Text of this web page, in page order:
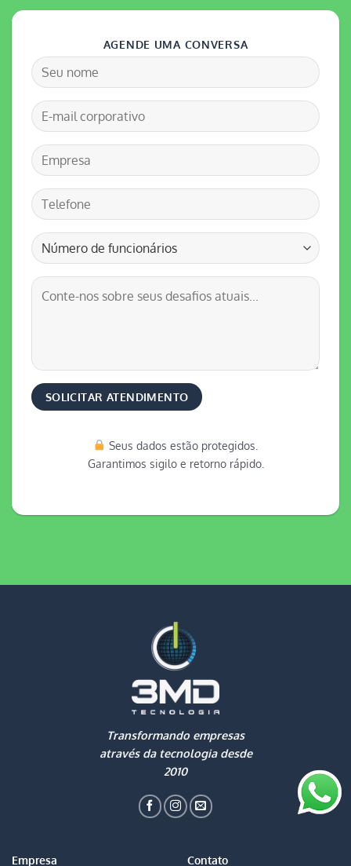
AGENDE UMA CONVERSA
Seus dados estão protegidos.
Garantimos sigilo e retorno rápido.
Transformando empresas
através da tecnologia desde
2010
Empresa Contato